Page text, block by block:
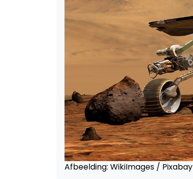
Afbeelding: WikiImages / Pixabay